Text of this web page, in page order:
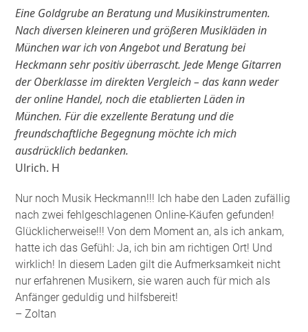
Eine Goldgrube an Beratung und Musikinstrumenten.
Nach diversen kleineren und größeren Musikläden in
München war ich von Angebot und Beratung bei
Heckmann sehr positiv überrascht. Jede Menge Gitarren
der Oberklasse im direkten Vergleich – das kann weder
der online Handel, noch die etablierten Läden in
München. Für die exzellente Beratung und die
freundschaftliche Begegnung möchte ich mich
ausdrücklich bedanken.
Ulrich. H
Nur noch Musik Heckmann!!! Ich habe den Laden zufällig
nach zwei fehlgeschlagenen Online-Käufen gefunden!
Glücklicherweise!!! Von dem Moment an, als ich ankam,
hatte ich das Gefühl: Ja, ich bin am richtigen Ort! Und
wirklich! In diesem Laden gilt die Aufmerksamkeit nicht
nur erfahrenen Musikern, sie waren auch für mich als
Anfänger geduldig und hilfsbereit!
– Zoltan